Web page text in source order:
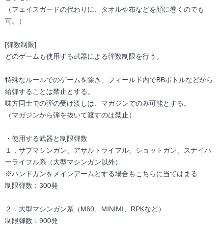
（フェイスガードの代わりに、タオルや布などを顔に巻くのでも
可。）
[弾数制限]
どのゲームも使用する武器による弾数制限を行う。
特殊なルールでのゲームを除き、フィールド内でBBボトルなどから
給弾することは禁止とする。
味方同士での弾の受け渡しは、マガジンでのみ可能とする。
（マガジンから弾を抜いて渡すのは禁止）
・使用する武器と制限弾数
１．サブマシンガン、アサルトライフル、ショットガン、スナイパ
ーライフル系（大型マシンガン以外）
※ハンドガンをメインアームとする場合もこちらに当てはまる
制限弾数：300発
２．大型マシンガン系（M60、MINIMI、RPKなど）
制限弾数：900発